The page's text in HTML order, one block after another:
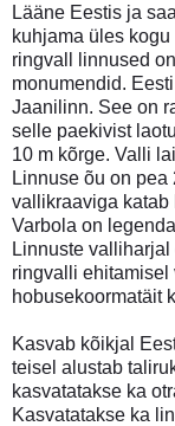
Lääne Eestis ja
kuhjama üles
ringvall linnused
monumendid.
Jaanilinn. See on
selle paekivist
10 m kõrge. Valli
Linnuse õu on
vallikraaviga katab
Varbola on
Linnuste
ringvalli ehitamisel
hobusekoormatäit
Kasvab kõikjal
teisel alustab
kasvatatakse ka
Kasvatatakse ka